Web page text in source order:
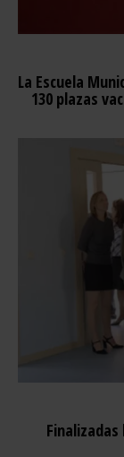
La Escuela
130 plazas